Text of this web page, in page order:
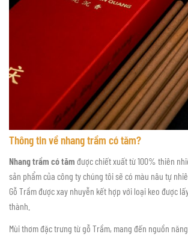
Thông tin về nhang trầm có tăm?
Nhang trầm có tăm được chiết xuất từ 100% thiên
sản phẩm của công ty chúng tôi sẽ có màu nâu tự
Gỗ Trầm được xay nhuyễn kết hợp với loại keo được
thành.
Mùi thơm đặc trưng từ gỗ Trầm, mang đến nguồn